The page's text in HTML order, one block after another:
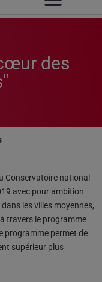
des
Conservatoire national
avec pour ambition
les villes moyennes,
travers le programme
programme permet de
supérieur plus